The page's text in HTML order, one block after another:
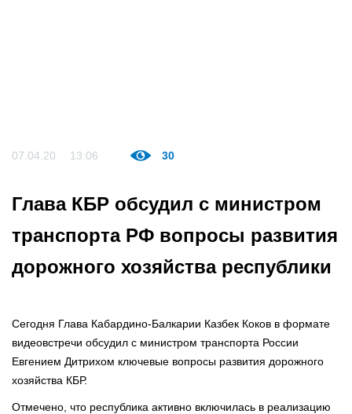
07.04.20 13:06 30
Глава КБР обсудил с министром
транспорта РФ вопросы развития
дорожного хозяйства республики
Сегодня Глава Кабардино-Балкарии Казбек Коков в формате
видеовстречи обсудил с министром транспорта России
Евгением Дитрихом ключевые вопросы развития дорожного
хозяйства КБР.
Отмечено, что республика активно включилась в реализацию